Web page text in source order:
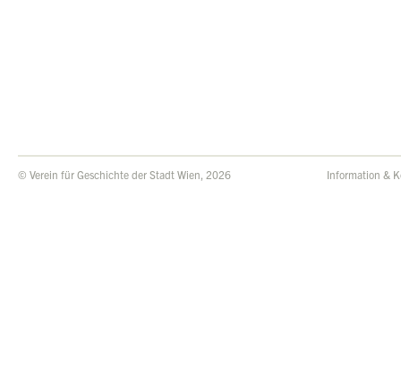
© Verein für Geschichte der Stadt Wien, 2026 Information &